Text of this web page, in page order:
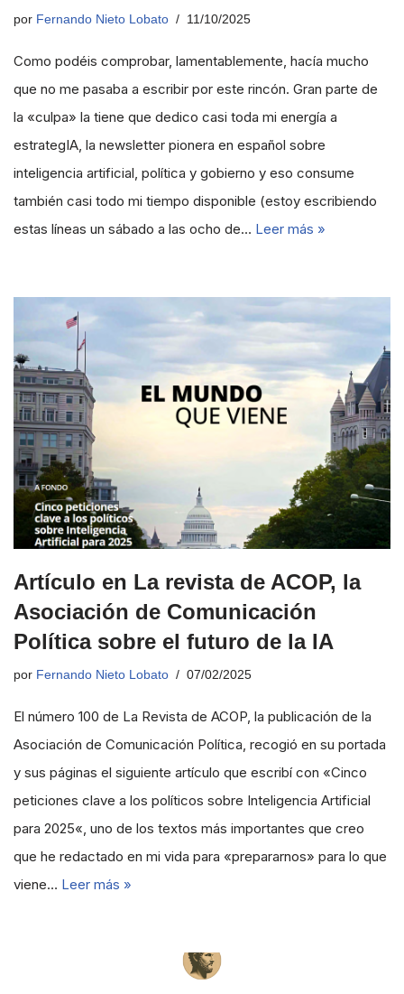
por Fernando Nieto Lobato 11/10/2025
Como podéis comprobar, lamentablemente, hacía mucho
que no me pasaba a escribir por este rincón. Gran parte de
la «culpa» la tiene que dedico casi toda mi energía a
estrategIA, la newsletter pionera en español sobre
inteligencia artificial, política y gobierno y eso consume
también casi todo mi tiempo disponible (estoy escribiendo
estas líneas un sábado a las ocho de… Leer más »
Artículo en La revista de ACOP, la
Asociación de Comunicación
Política sobre el futuro de la IA
por Fernando Nieto Lobato 07/02/2025
El número 100 de La Revista de ACOP, la publicación de la
Asociación de Comunicación Política, recogió en su portada
y sus páginas el siguiente artículo que escribí con «Cinco
peticiones clave a los políticos sobre Inteligencia Artificial
para 2025«, uno de los textos más importantes que creo
que he redactado en mi vida para «prepararnos» para lo que
viene… Leer más »